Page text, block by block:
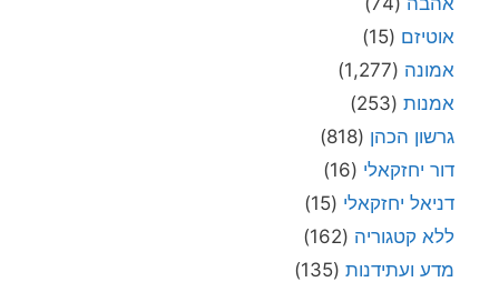
אוטיזם (15)
אמונה (1,277)
אמנות (253)
גרשון הכהן (818)
דור יחזקאלי (16)
דניאל יחזקאלי (15)
ללא קטגוריה (162)
מדע ועתידנות (135)